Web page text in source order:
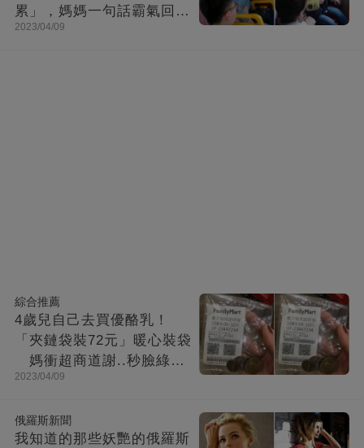
累」，媽媽一句話霸氣回
懟！乘客：干得漂亮
2023/04/09
綜合推薦
4歲兒自己去買優酪乳！
「夾鏈袋裝72元」暖心裝袋
媽衝超商道謝..秒臉綠：
下次不用你買了
2023/04/09
俄羅斯新聞
我知道的那些妖艷的俄羅斯